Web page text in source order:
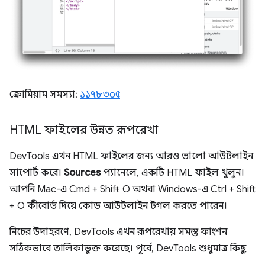
ক্রোমিয়াম সমস্যা: ১১৭৮৩০৫
HTML ফাইলের উন্নত রূপরেখা
DevTools এখন HTML ফাইলের জন্য আরও ভালো আউটলাইন
সাপোর্ট করে। Sourcesপ্যানেলে, একটি HTML ফাইল খুলুন।
আপনি Mac-এ Cmd + Shift + O অথবা Windows-এ Ctrl + Shift
+ O কীবোর্ড দিয়ে কোড আউটলাইন টগল করতে পারেন।
নিচের উদাহরণে, DevTools এখন রূপরেখায় সমস্ত ফাংশন
সঠিকভাবে তালিকাভুক্ত করেছে। পূর্বে, DevTools শুধুমাত্র কিছু